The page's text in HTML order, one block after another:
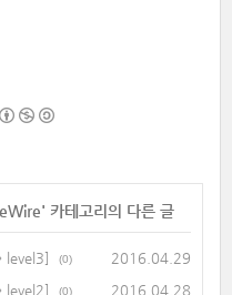
' 카테고리의 다른 글
level3] (0)
2016.04.29
level2]
(0) 2016.04.28